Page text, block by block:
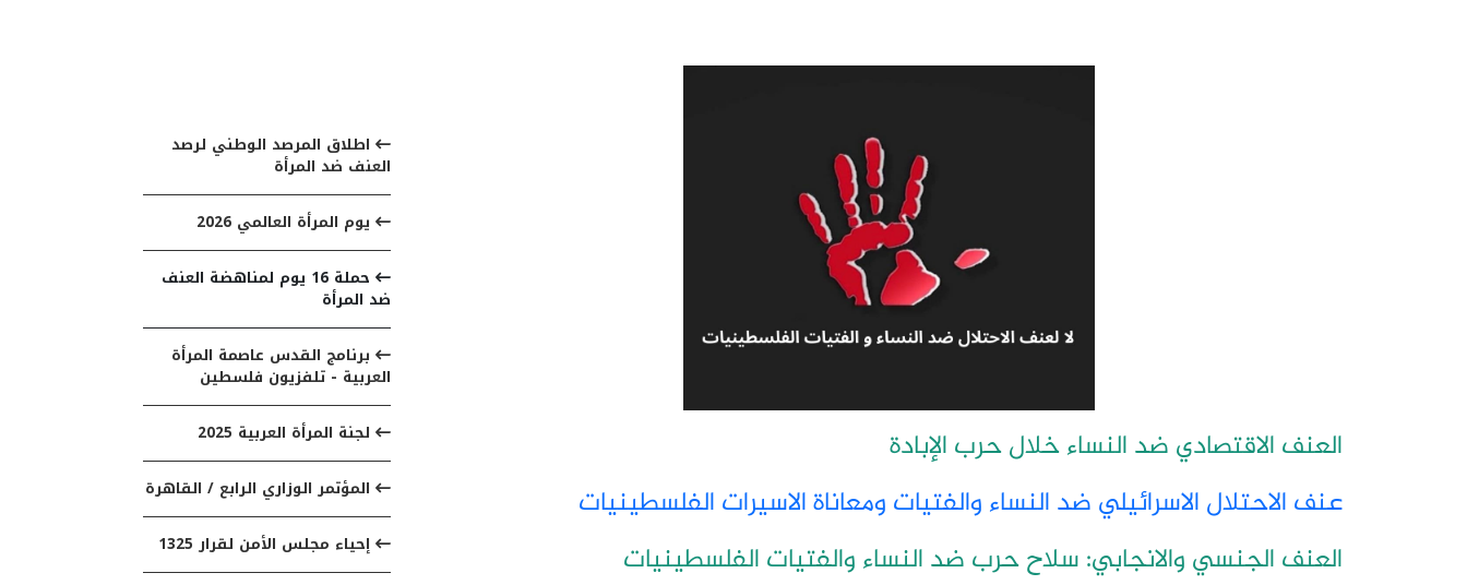
العنف الاقتصادي ضد النساء خلال حرب الإبادة
عنف الاحتلال الاسرائيلي ضد النساء والفتيات ومعاناة الاسيرات الفلسطينيات
العنف الجنسي والانجابي: سلاح حرب ضد النساء والفتيات الفلسطينيات
اطلاق المرصد الوطني لرصد
العنف ضد المرأة
يوم المرأة العالمي 2026
حملة 16 يوم لمناهضة العنف
ضد المرأة
برنامج القدس عاصمة المرأة
العربية - تلفزيون فلسطين
لجنة المرأة العربية 2025
المؤتمر الوزاري الرابع / القاهرة
إحياء مجلس الأمن لقرار 1325